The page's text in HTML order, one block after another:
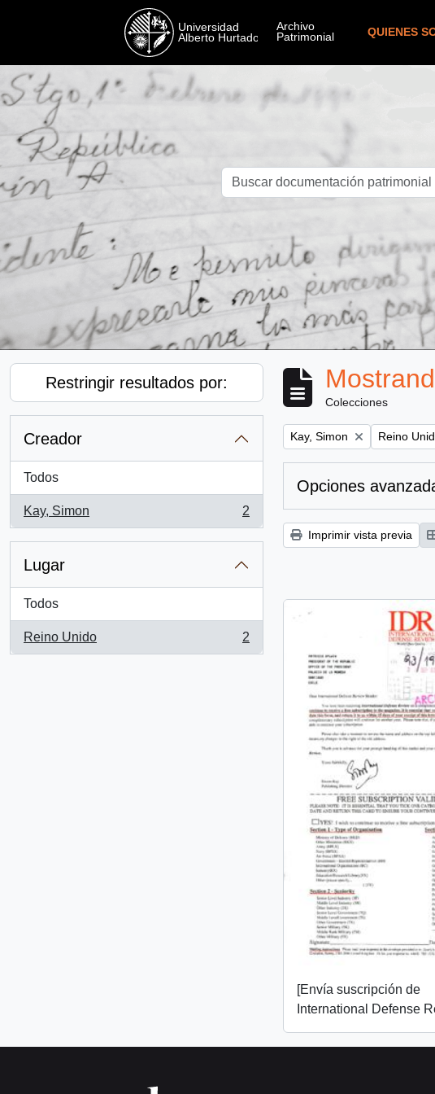
QUIENES
Restringir resultados por:
Creador
Todos
Kay, Simon
, 2 resultados
2
Lugar
Todos
Reino Unido
, 2 resultados
2
Colecciones
Remove filter:
Kay, Simon Remove
Reino
Opciones
Imprimir vista previa
[Envía suscripción de
International Defense